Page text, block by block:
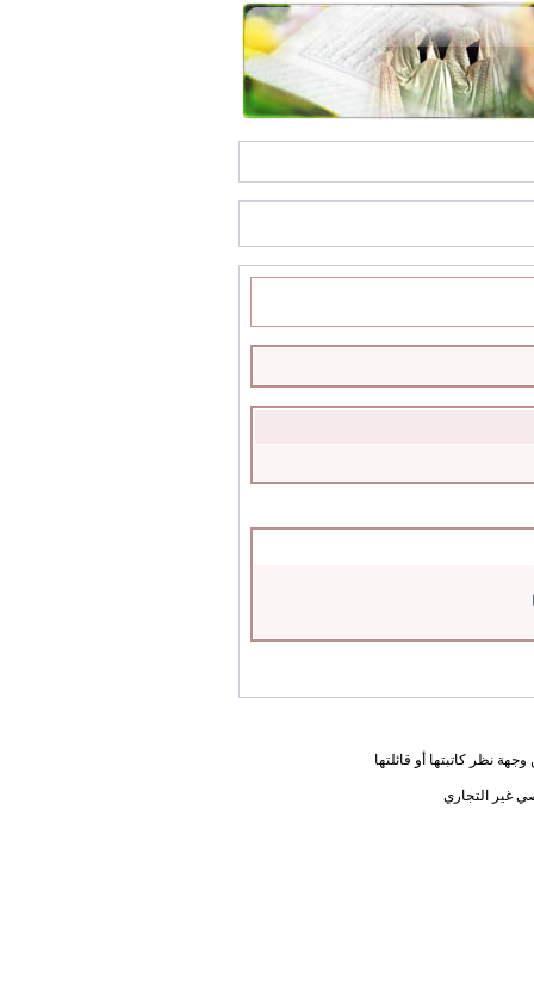
نظر كاتبتها أو قائلتها
غير التجاري